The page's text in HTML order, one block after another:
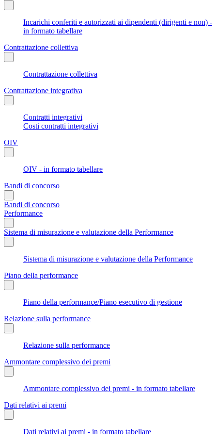
Incarichi conferiti e autorizzati ai dipendenti (dirigenti e non) -
in formato tabellare
Contrattazione collettiva
Contrattazione collettiva
Contrattazione integrativa
Contratti integrativi
Costi contratti integrativi
OIV
OIV - in formato tabellare
Bandi di concorso
Bandi di concorso
Performance
Sistema di misurazione e valutazione della Performance
Sistema di misurazione e valutazione della Performance
Piano della performance
Piano della performance/Piano esecutivo di gestione
Relazione sulla performance
Relazione sulla performance
Ammontare complessivo dei premi
Ammontare complessivo dei premi - in formato tabellare
Dati relativi ai premi
Dati relativi ai premi - in formato tabellare